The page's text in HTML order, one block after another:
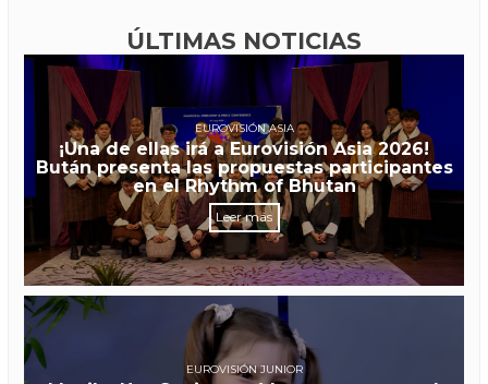
ÚLTIMAS NOTICIAS
EUROVISIÓN ASIA
¡Una de ellas irá a Eurovisión Asia 2026!
Bután presenta las propuestas participantes
en el Rhythm of Bhutan
Leer más
EUROVISIÓN JUNIOR